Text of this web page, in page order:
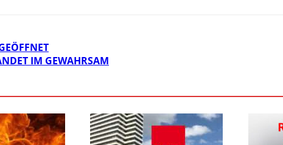
IM GEWAHRSAM